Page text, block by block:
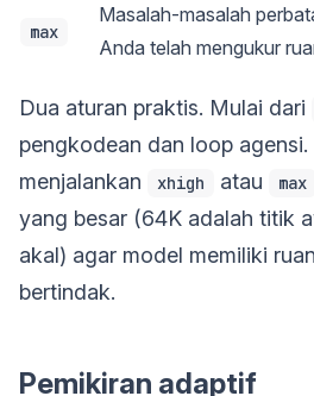
max
Masalah-masalah
Anda telah mengukur
Dua aturan praktis. Mulai dari
pengkodean dan loop
menjalankan
xhigh atau max
yang besar (64K adalah titik
akal) agar model memiliki
bertindak.
Pemikiran adaptif